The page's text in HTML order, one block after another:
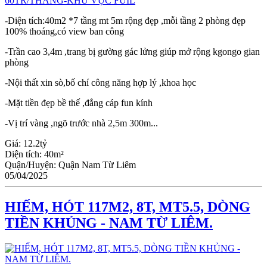
-Diện tích:40m2 *7 tầng mt 5m rộng đẹp ,mỗi tầng 2 phòng đẹp
100% thoáng,có view ban công
-Trần cao 3,4m ,trang bị gường gác lửng giúp mở rộng kgongo gian
phòng
-Nội thất xin sò,bố chí công năng hợp lý ,khoa học
-Mặt tiền đẹp bề thế ,đẳng cáp fun kính
-Vị trí vàng ,ngõ trước nhà 2,5m 300m...
Giá: 12.2tỷ
Diện tích: 40m²
Quận/Huyện: Quận Nam Từ Liêm
05/04/2025
HIẾM, HÓT 117M2, 8T, MT5.5, DÒNG
TIỀN KHỦNG - NAM TỪ LIÊM.